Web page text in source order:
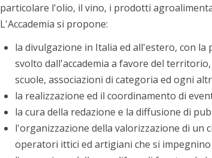
particolare l'olio, il vino, i prodotti
L'Accademia si propone:
la divulgazione in Italia ed all'estero, con
svolto dall'accademia a favore del
scuole, associazioni di categoria ed ogni
la realizzazione ed il coordinamento di
la cura della redazione e la diffusione di
l'organizzazione della valorizzazione di
operatori ittici ed artigiani che si